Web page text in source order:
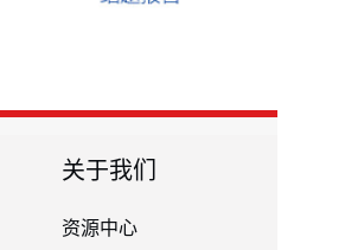
关于我们
资源中心